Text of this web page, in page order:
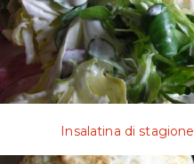
Insalatina di stagione